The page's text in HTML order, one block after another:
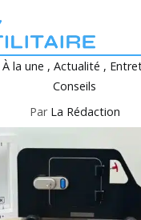
des véhicules
À la une Actualité
Conseils
Par La Rédaction